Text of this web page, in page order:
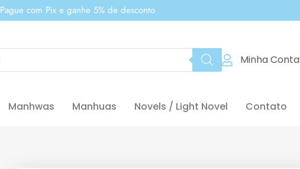
Pague com Pix e ganhe 5% de desconto
Minha Conta
Manhwas Manhuas Novels / Light Novel Contato